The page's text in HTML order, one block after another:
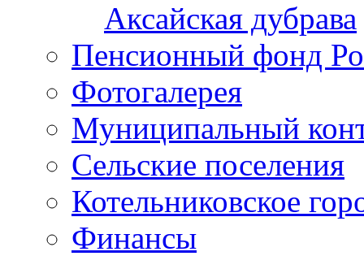
Аксайская дубрава
Пенсионный фонд
Фотогалерея
Муниципальный
Сельские поселения
Котельниковское
Финансы